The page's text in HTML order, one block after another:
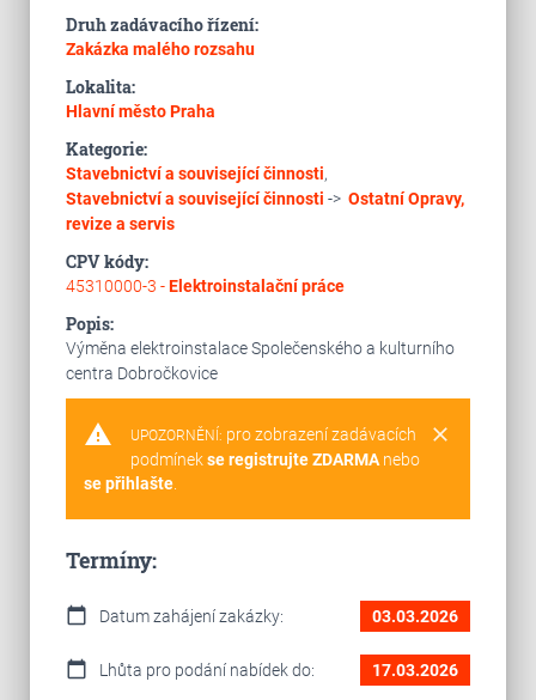
Druh zadávacího řízení:
Zakázka malého rozsahu
Lokalita:
Hlavní město Praha
Kategorie:
Stavebnictví a související činnosti,
Stavebnictví a související činnosti -> OstatníOpravy,
revize a servis
CPV kódy:
45310000-3 -Elektroinstalační práce
Popis:
Výměna elektroinstalace Společenského a kulturního
centra Dobročkovice
warning clear
UPOZORNĚNÍ: pro zobrazení zadávacích
podmínekse registrujte ZDARMAnebo
se přihlašte.
Termíny:
calendar_today Datum zahájení zakázky: 03.03.2026
calendar_today Lhůta pro podání nabídek do: 17.03.2026